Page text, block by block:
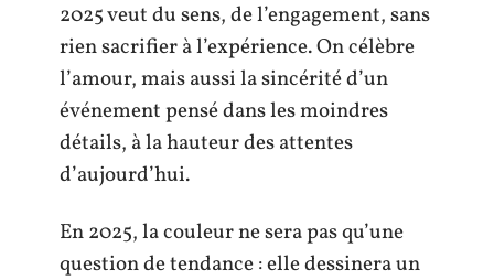
2025 veut du sens, de l’engagement, sans
rien sacrifier à l’expérience. On célèbre
l’amour, mais aussi la sincérité d’un
événement pensé dans les moindres
détails, à la hauteur des attentes
d’aujourd’hui.
En 2025, la couleur ne sera pas qu’une
question de tendance : elle dessinera un